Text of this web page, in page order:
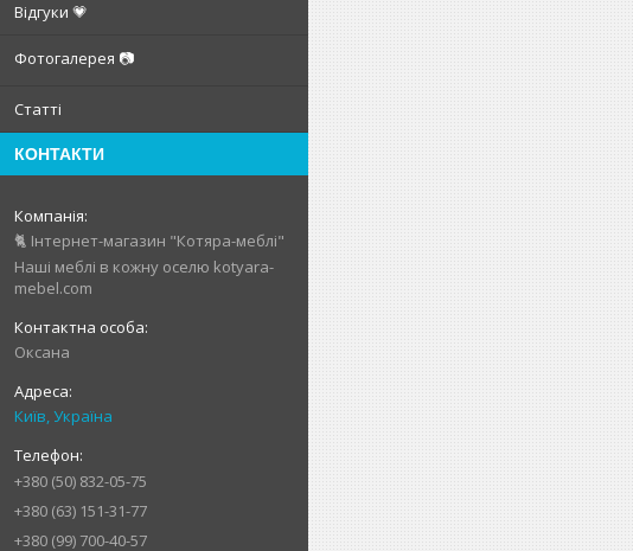
Відгуки 💗
Фотогалерея 📷
Статті
КОНТАКТИ
🐈 Інтернет-магазин "Котяра-меблі"
Наші меблі в кожну оселю kotyara-
mebel.com
Оксана
Київ, Україна
+380 (50) 832-05-75
+380 (63) 151-31-77
+380 (99) 700-40-57